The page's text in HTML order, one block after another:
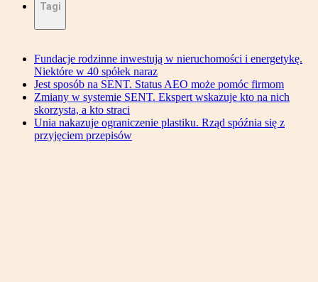
Tagi
Fundacje rodzinne inwestują w nieruchomości i energetykę.
Niektóre w 40 spółek naraz
Jest sposób na SENT. Status AEO może pomóc firmom
Zmiany w systemie SENT. Ekspert wskazuje kto na nich
skorzysta, a kto straci
Unia nakazuje ograniczenie plastiku. Rząd spóźnia się z
przyjęciem przepisów